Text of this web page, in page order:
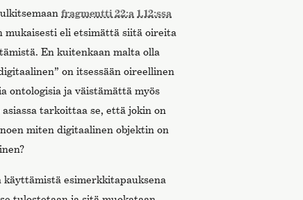
fragmentti 22:a 1.12:ssa
mukaisesti eli etsimättä siitä oireita
En kuitenkaan malta olla
on itsessään oireellinen
ontologisia ja väistämättä myös
tarkoittaa se, että jokin on
miten digitaalinen objektin on
esimerkkitapauksena